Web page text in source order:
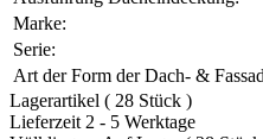
Marke:
Serie:
Art der Form der Dach- &
Lagerartikel ( 28 Stück )
Lieferzeit 2 - 5 Werktage